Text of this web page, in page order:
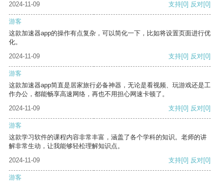
2024-11-09
支持[0] 反对[0]
游客
这款加速器app的操作有点复杂，可以简化一下，比如将设置页面进行优
化。
2024-11-09
支持[0] 反对[0]
游客
这款加速器app简直是居家旅行必备神器，无论是看视频、玩游戏还是工
作办公，都能畅享高速网络，再也不用担心网速卡顿了。
2024-11-09
支持[0] 反对[0]
游客
这款学习软件的课程内容非常丰富，涵盖了各个学科的知识。老师的讲
解非常生动，让我能够轻松理解知识点。
2024-11-09
支持[0] 反对[0]
游客